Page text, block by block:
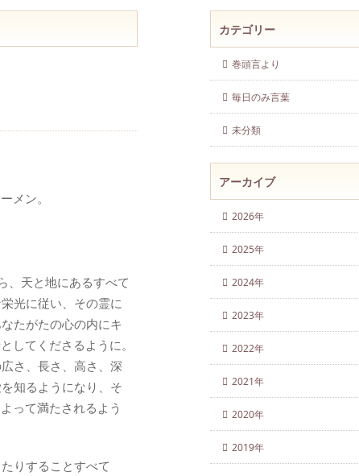
メン。
、天と地にあるすべて
光に従い、その霊に
たがたの心の内にキ
してくださるように。
さ、長さ、高さ、深
知るようになり、そ
って満たされるよう
りすることすべて
カテゴリー
巻頭言より
毎日のみ言葉
未分類
アーカイブ
2026年
2025年
2024年
2023年
2022年
2021年
2020年
2019年